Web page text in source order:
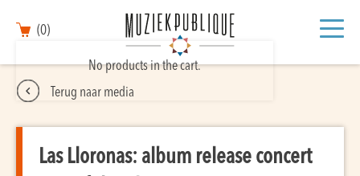
(0)
No products in the cart.
Terug naar media
Las Lloronas: album release concert